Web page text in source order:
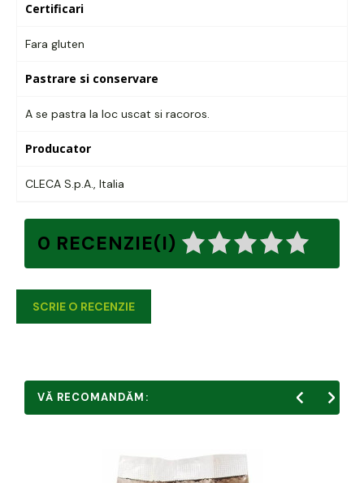
Certificari
Fara gluten
Pastrare si conservare
A se pastra la loc uscat si racoros.
Producator
CLECA S.p.A., Italia
0 RECENZIE(I)
SCRIE O RECENZIE
VĂ RECOMANDĂM: